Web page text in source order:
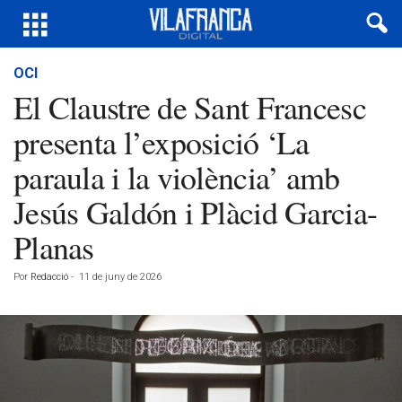
OCI
El Claustre de Sant Francesc
presenta l’exposició ‘La
paraula i la violència’ amb
Jesús Galdón i Plàcid Garcia-
Planas
Por Redacció - 11 de juny de 2026